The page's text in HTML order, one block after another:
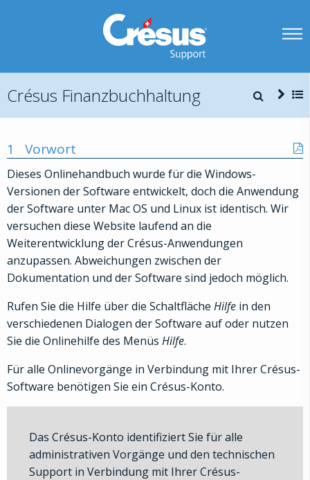
Crésus Finanzbuchhaltung
1 Vorwort
Dieses Onlinehandbuch wurde für die Windows-
Versionen der Software entwickelt, doch die Anwendung
der Software unter Mac OS und Linux ist identisch. Wir
versuchen diese Website laufend an die
Weiterentwicklung der Crésus-Anwendungen
anzupassen. Abweichungen zwischen der
Dokumentation und der Software sind jedoch möglich.
Rufen Sie die Hilfe über die Schaltfläche Hilfe in den
verschiedenen Dialogen der Software auf oder nutzen
Sie die Onlinehilfe des Menüs Hilfe.
Für alle Onlinevorgänge in Verbindung mit Ihrer Crésus-
Software benötigen Sie ein Crésus-Konto.
Das Crésus-Konto identifiziert Sie für alle
administrativen Vorgänge und den technischen
Support in Verbindung mit Ihrer Crésus-